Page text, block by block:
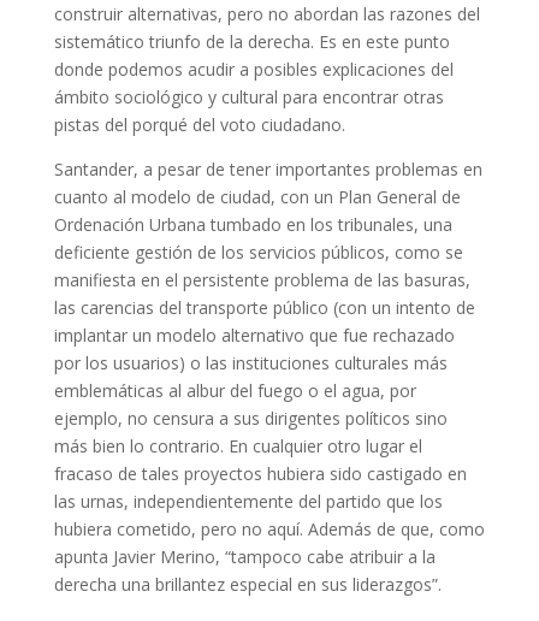
construir alternativas, pero no abordan las razones del
sistemático triunfo de la derecha. Es en este punto
donde podemos acudir a posibles explicaciones del
ámbito sociológico y cultural para encontrar otras
pistas del porqué del voto ciudadano.
Santander, a pesar de tener importantes problemas en
cuanto al modelo de ciudad, con un Plan General de
Ordenación Urbana tumbado en los tribunales, una
deficiente gestión de los servicios públicos, como se
manifiesta en el persistente problema de las basuras,
las carencias del transporte público (con un intento de
implantar un modelo alternativo que fue rechazado
por los usuarios) o las instituciones culturales más
emblemáticas al albur del fuego o el agua, por
ejemplo, no censura a sus dirigentes políticos sino
más bien lo contrario. En cualquier otro lugar el
fracaso de tales proyectos hubiera sido castigado en
las urnas, independientemente del partido que los
hubiera cometido, pero no aquí. Además de que, como
apunta Javier Merino, “tampoco cabe atribuir a la
derecha una brillantez especial en sus liderazgos”.